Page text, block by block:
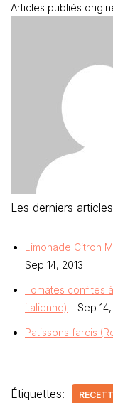
Articles publiés
Les derniers
Limonade Citron
Sep 14, 2013
Tomates confites
italienne) - Sep 14,
Patissons farcis
Étiquettes: